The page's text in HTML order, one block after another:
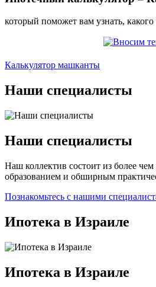
Калькулятор машканты
Наши специалисты
Наши специалисты
Наш коллектив состоит из более
образованием и обширным
Познакомьтесь с нашими
Ипотека в Израиле
Ипотека в Израиле